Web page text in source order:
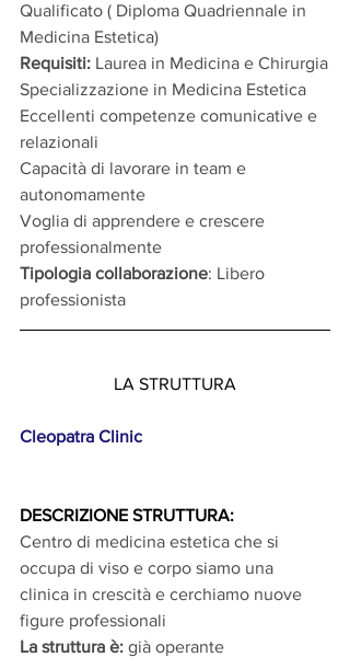
Qualificato ( Diploma Quadriennale in
Medicina Estetica)
Requisiti: Laurea in Medicina e Chirurgia
Specializzazione in Medicina Estetica
Eccellenti competenze comunicative e
relazionali
Capacità di lavorare in team e
autonomamente
Voglia di apprendere e crescere
professionalmente
Tipologia collaborazione: Libero
professionista
LA STRUTTURA
Cleopatra Clinic
DESCRIZIONE STRUTTURA:
Centro di medicina estetica che si
occupa di viso e corpo siamo una
clinica in crescità e cerchiamo nuove
figure professionali
La struttura è: già operante